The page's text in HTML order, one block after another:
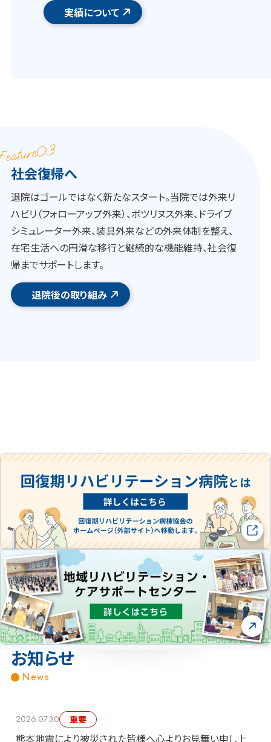
実績について
社会復帰へ
退院はゴールではなく新たなスタート。当院では外来リ
ハビリ（フォローアップ外来）、ボツリヌス外来、ドライブ
シミュレーター外来、装具外来などの外来体制を整え、
在宅生活への円滑な移行と継続的な機能維持、社会復
帰までサポートします。
退院後の取り組み
お知らせ
News
2026.07.30 重要
熊本地震により被災された皆様へ心よりお見舞い申し上